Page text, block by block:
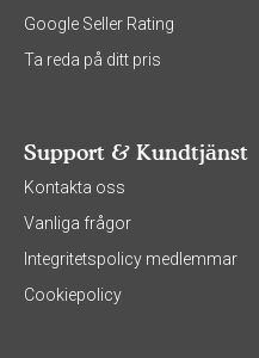
Google Seller Rating
Ta reda på ditt pris
Support & Kundtjänst
Kontakta oss
Vanliga frågor
Integritetspolicy medlemmar
Cookiepolicy